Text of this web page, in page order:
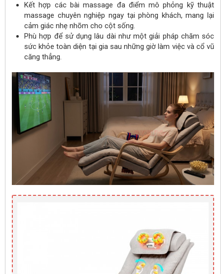
Kết hợp các bài massage đa điểm mô phỏng kỹ thuật
massage chuyên nghiệp ngay tại phòng khách, mang lại
cảm giác nhẹ nhõm cho cột sống.
Phù hợp để sử dụng lâu dài như một giải pháp chăm sóc
sức khỏe toàn diện tại gia sau những giờ làm việc và cổ vũ
căng thẳng.